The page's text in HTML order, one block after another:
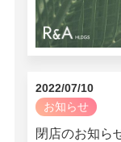
2022/07/10
お知らせ